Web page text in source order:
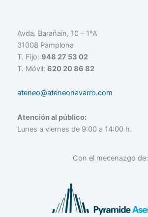
Avda. Barañain, 10 – 1ºA
31008 Pamplona
T. Fijo: 948 27 53 02
T. Móvil: 620 20 86 82
ateneo@ateneonavarro.com
Atención al público:
Lunes a viernes de 9:00 a 14:00 h.
Con el mecenazgo de: